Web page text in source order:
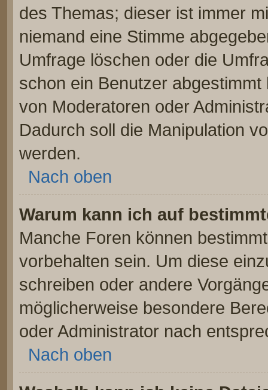
des Themas; dieser ist immer
niemand eine Stimme
Umfrage löschen oder die
schon ein Benutzer
von Moderatoren oder
Dadurch soll die Manipulation
werden.
Nach oben
Warum kann ich auf
Manche Foren können
vorbehalten sein. Um diese
schreiben oder andere
möglicherweise besondere
oder Administrator nach
Nach oben